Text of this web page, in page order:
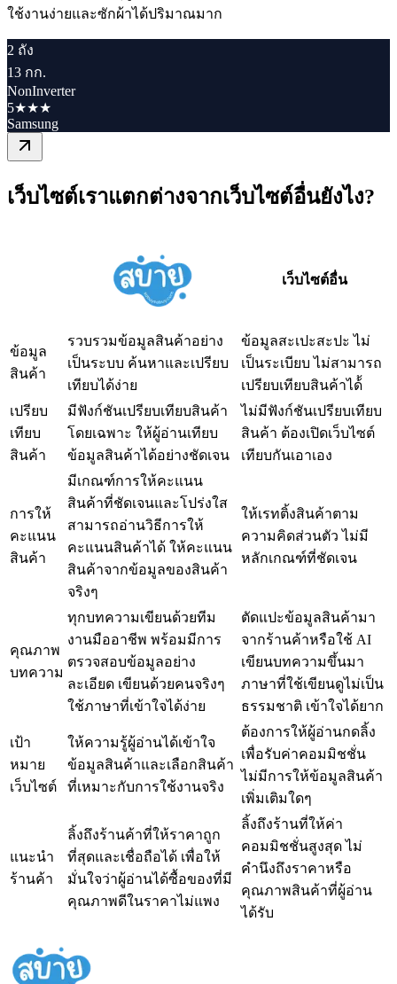
ใช้งานง่ายและซักผ้าได้ปริมาณมาก
2 ถัง
13 กก.
NonInverter
5★★★
Samsung
เว็บไซต์เราแตกต่างจากเว็บไซต์อื่นยังไง?
เว็บไซต์อื่น
ข้อมูล
สินค้า
รวบรวมข้อมูลสินค้าอย่าง
เป็นระบบ ค้นหาและเปรียบ
เทียบได้ง่าย
ข้อมูลสะเปะสะปะ ไม่
เป็นระเบียบ ไม่สามารถ
เปรียบเทียบสินค้าได้้
เปรียบ
เทียบ
สินค้า
มีฟังก์ชันเปรียบเทียบสินค้า
โดยเฉพาะ ให้ผู้อ่านเทียบ
ข้อมูลสินค้าได้อย่างชัดเจน
ไม่มีฟังก์ชันเปรียบเทียบ
สินค้า ต้องเปิดเว็บไซต์
เทียบกันเอาเอง
การให้
คะแนน
สินค้า
มีเกณฑ์การให้คะแนน
สินค้าที่ชัดเจนและโปร่งใส
สามารถอ่านวิธีการให้
คะแนนสินค้าได้ ให้คะแนน
สินค้าจากข้อมูลของสินค้า
จริงๆ
ให้เรทติ้งสินค้าตาม
ความคิดส่วนตัว ไม่มี
หลักเกณฑ์ที่ชัดเจน
คุณภาพ
บทความ
ทุกบทความเขียนด้วยทีม
งานมืออาชีพ พร้อมมีการ
ตรวจสอบข้อมูลอย่าง
ละเอียด เขียนด้วยคนจริงๆ
ใช้ภาษาที่เข้าใจได้ง่าย
ตัดแปะข้อมูลสินค้ามา
จากร้านค้าหรือใช้ AI
เขียนบทความขึ้นมา
ภาษาที่ใช้เขียนดูไม่เป็น
ธรรมชาติ เข้าใจได้ยาก
เป้า
หมาย
เว็บไซต์
ให้ความรู้ผู้อ่านได้เข้าใจ
ข้อมูลสินค้าและเลือกสินค้า
ที่เหมาะกับการใช้งานจริง
ต้องการให้ผู้อ่านกดลิ้ง
เพื่อรับค่าคอมมิชชั่น
ไม่มีการให้ข้อมูลสินค้า
เพิ่มเติมใดๆ
แนะนำ
ร้านค้า
ลิ้งถึงร้านค้าที่ให้ราคาถูก
ที่สุดและเชื่อถือได้ เพื่อให้
มั่นใจว่าผู้อ่านได้ซื้อของที่มี
คุณภาพดีในราคาไม่แพง
ลิ้งถึงร้านที่ให้ค่า
คอมมิชชั่นสูงสุด ไม่
คำนึงถึงราคาหรือ
คุณภาพสินค้าที่ผู้อ่าน
ได้รับ